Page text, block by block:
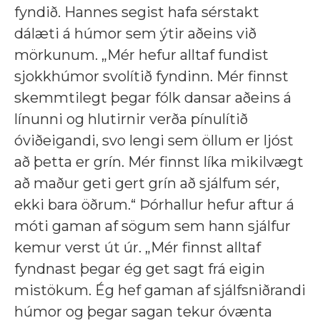
fyndið. Hannes segist hafa sérstakt
dálæti á húmor sem ýtir aðeins við
mörkunum. „Mér hefur alltaf fundist
sjokkhúmor svolítið fyndinn. Mér finnst
skemmtilegt þegar fólk dansar aðeins á
línunni og hlutirnir verða pínulítið
óviðeigandi, svo lengi sem öllum er ljóst
að þetta er grín. Mér finnst líka mikilvægt
að maður geti gert grín að sjálfum sér,
ekki bara öðrum.“ Þórhallur hefur aftur á
móti gaman af sögum sem hann sjálfur
kemur verst út úr. „Mér finnst alltaf
fyndnast þegar ég get sagt frá eigin
mistökum. Ég hef gaman af sjálfsniðrandi
húmor og þegar sagan tekur óvænta